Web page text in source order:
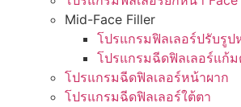
Mid-Face Filler
โปรแกรมฟิลเลอร์ปรับรูป
โปรแกรมฉีดฟิลเลอร์แก้
โปรแกรมฉีดฟิลเลอร์หน้าผาก
โปรแกรมฉีดฟิลเลอร์ใต้ตา